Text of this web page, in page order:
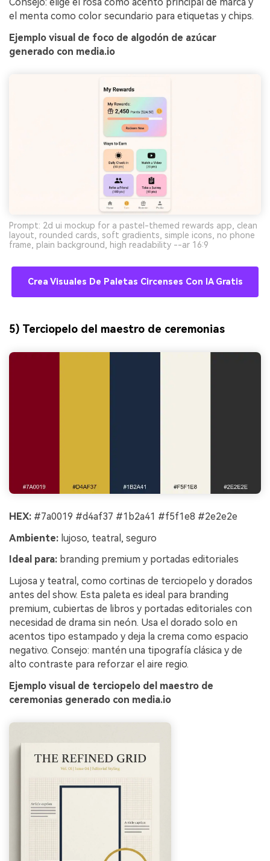
Consejo: elige el rosa como acento principal de marca y
el menta como color secundario para etiquetas y chips.
Ejemplo visual de foco de algodón de azúcar
generado con media.io
Prompt: 2d ui mockup for a pastel-themed rewards app, clean
layout, rounded cards, soft gradients, simple icons, no phone
frame, plain background, high readability --ar 16:9
Crea Visuales De Paletas Circenses Con IA Gratis
5) Terciopelo del maestro de ceremonias
HEX: #7a0019 #d4af37 #1b2a41 #f5f1e8 #2e2e2e
Ambiente: lujoso, teatral, seguro
Ideal para: branding premium y portadas editoriales
Lujosa y teatral, como cortinas de terciopelo y dorados
antes del show. Esta paleta es ideal para branding
premium, cubiertas de libros y portadas editoriales con
necesidad de drama sin neón. Usa el dorado solo en
acentos tipo estampado y deja la crema como espacio
negativo. Consejo: mantén una tipografía clásica y de
alto contraste para reforzar el aire regio.
Ejemplo visual de terciopelo del maestro de
ceremonias generado con media.io